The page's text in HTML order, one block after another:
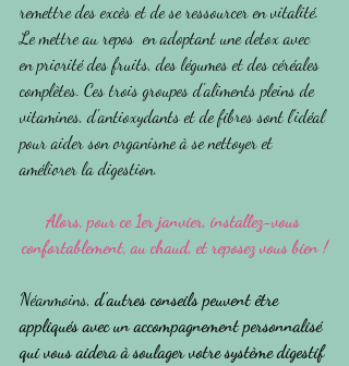
remettre des excès et de se ressourcer en vitalité.
Le mettre au repos  en adoptant une detox avec
en priorité des fruits, des légumes et des céréales
complètes. Ces trois groupes d'aliments pleins de
vitamines, d'antioxydants et de fibres sont l'idéal
pour aider son organisme à se nettoyer et
améliorer la digestion.
Alors, pour ce 1er janvier, installez-vous
confortablement, au chaud, et reposez vous bien !
Néanmoins, d'autres conseils peuvent être
appliqués avec un accompagnement personnalisé
qui vous aidera à soulager votre système digestif